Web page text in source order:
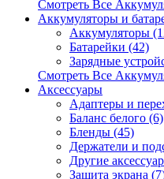
Смотреть Все
Аккумуляторы и
Аккумуляторы
Батарейки (42)
Зарядные
Смотреть Все
Аксессуары
Адаптеры и
Баланс белого (6)
Бленды (45)
Держатели и
Другие
Защита экрана